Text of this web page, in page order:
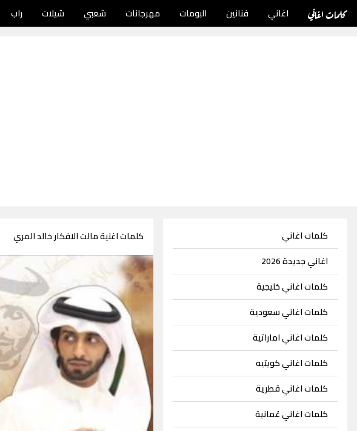
كلمات اغاني اغاني فنانين البومات مهرجانات شعبي شيلات راب
كلمات اغاني
اغاني جديدة 2026
كلمات اغاني خليجية
كلمات اغاني سعودية
كلمات اغاني اماراتية
كلمات اغاني كويتيه
كلمات اغاني قطرية
كلمات اغاني عُمانية
كلمات اغنية مالت الافكار خالد المري